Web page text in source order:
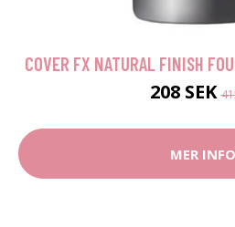
COVER FX NATURAL FINISH
208 SEK
MER